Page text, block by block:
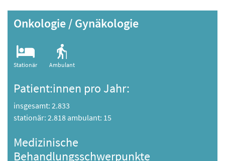
Onkologie / Gynäkologie
Stationär Ambulant
Patient:innen pro Jahr:
insgesamt: 2.833
stationär: 2.818 ambulant: 15
Medizinische
Behandlungsschwerpunkte